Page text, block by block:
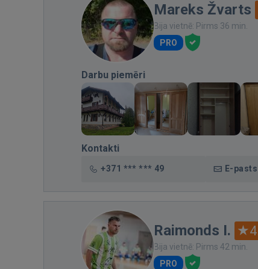
Mareks Žvarts
Bija vietnē: Pirms 36 min.
PRO
Darbu piemēri
Kontakti
+371 *** *** 49 E-pasts
Raimonds I.
Bija vietnē: Pirms 42 min.
PRO